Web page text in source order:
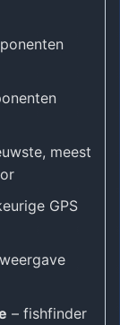
meest
GPS
– fishfinder